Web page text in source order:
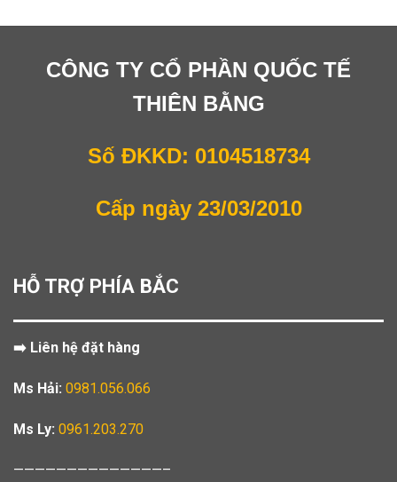
CÔNG TY CỔ PHẦN QUỐC TẾ
THIÊN BẰNG
Số ĐKKD: 0104518734
Cấp ngày 23/03/2010
HỖ TRỢ PHÍA BẮC
➡️ Liên hệ đặt hàng
Ms Hải: 0981.056.066
Ms Ly: 0961.203.270
——————————————–